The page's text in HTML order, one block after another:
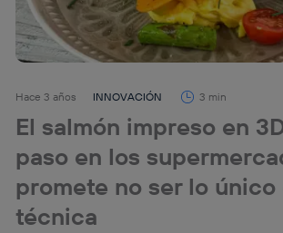
Hace 3 años INNOVACIÓN 3 min
El salmón impreso en
paso en los
promete no ser lo único
técnica